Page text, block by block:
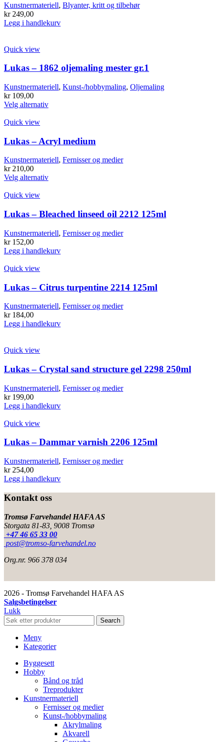
Kunstnermateriell, Blyanter, kritt og tilbehør
kr249,00
Legg i handlekurv
Quick view
Lukas – 1862 oljemaling mester gr.1
Kunstnermateriell, Kunst-/hobbymaling, Oljemaling
kr109,00
Velg alternativDette
varianter.
Alternativene
kan
velges
på
produktsiden
Quick view
Lukas – Acryl medium
Kunstnermateriell, Fernisser og medier
kr210,00
Velg alternativDette
varianter.
Alternativene
kan
velges
på
produktsiden
Quick view
Lukas – Bleached linseed oil 2212 125ml
Kunstnermateriell, Fernisser og medier
kr152,00
Legg i handlekurv
Quick view
Lukas – Citrus turpentine 2214 125ml
Kunstnermateriell, Fernisser og medier
kr184,00
Legg i handlekurv
Quick view
Lukas – Crystal sand structure gel 2298 250ml
Kunstnermateriell, Fernisser og medier
kr199,00
Legg i handlekurv
Quick view
Lukas – Dammar varnish 2206 125ml
Kunstnermateriell, Fernisser og medier
kr254,00
Legg i handlekurv
Kontakt oss
Tromsø Farvehandel HAFA AS
Storgata 81-83, 9008 Tromsø
+47 46 65 33 00
post@tromso-farvehandel.no
Org.nr. 966 378 034
2026 - Tromsø Farvehandel HAFA AS
Salgsbetingelser
Lukk
Search
Meny
Kategorier
Byggesett
Hobby
Bånd og tråd
Treprodukter
Kunstnermateriell
Fernisser og medier
Kunst-/hobbymaling
Akrylmaling
Akvarell